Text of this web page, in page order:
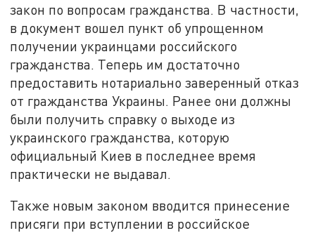
закон по вопросам гражданства. В частности,
в документ вошел пункт об упрощенном
получении украинцами российского
гражданства. Теперь им достаточно
предоставить нотариально заверенный отказ
от гражданства Украины. Ранее они должны
были получить справку о выходе из
украинского гражданства, которую
официальный Киев в последнее время
практически не выдавал.
Также новым законом вводится принесение
присяги при вступлении в российское